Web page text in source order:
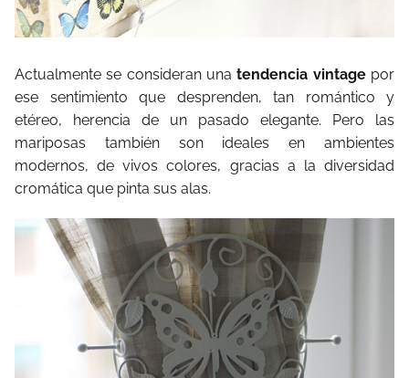
Actualmente se consideran una tendencia vintagepor
ese sentimiento que desprenden, tan romántico y
etéreo, herencia de un pasado elegante. Pero las
mariposas también son ideales en ambientes
modernos, de vivos colores, gracias a la diversidad
cromática que pinta sus alas.